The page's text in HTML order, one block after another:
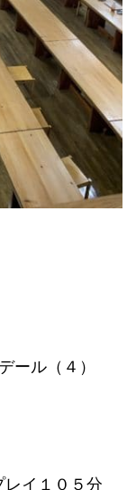
ール（４）
イ１０５分